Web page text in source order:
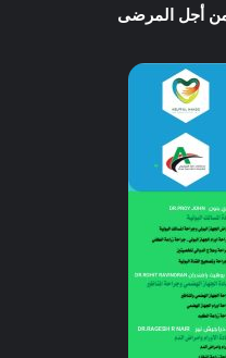
من أجل المرضى